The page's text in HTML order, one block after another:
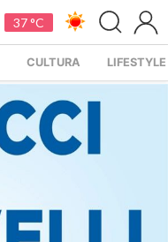
37 °C
CULTURA LIFESTYLE